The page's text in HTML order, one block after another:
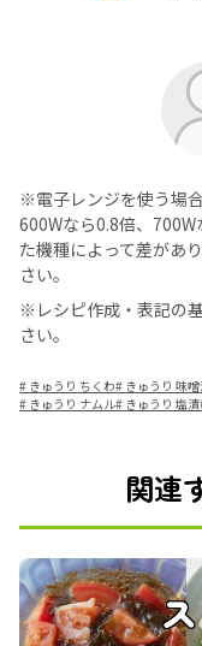
※電子レンジを使う場
600Wなら0.8倍、
た機種によって差があ
さい。
※レシピ作成・表記の基
さい。
# きゅうり ちくわ# きゅうり 味
# きゅうり ナムル# きゅうり 塩
関連